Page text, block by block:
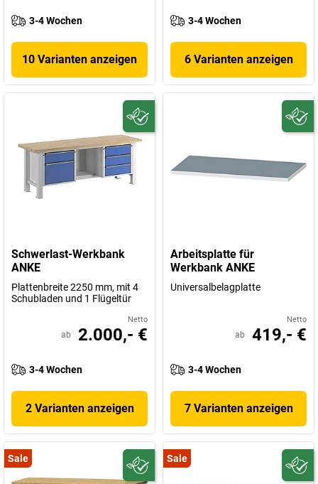
3-4 Wochen
10 Varianten anzeigen
3-4 Wochen
6 Varianten anzeigen
Schwerlast-Werkbank
ANKE
Plattenbreite 2250 mm, mit 4
Schubladen und 1 Flügeltür
Netto
ab 2.000,- €
3-4 Wochen
2 Varianten anzeigen
Arbeitsplatte für
Werkbank ANKE
Universalbelagplatte
Netto
ab 419,- €
3-4 Wochen
7 Varianten anzeigen
Sale Sale